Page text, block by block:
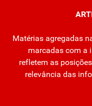
Matérias agregadas
marcadas com a
refletem as
relevância das